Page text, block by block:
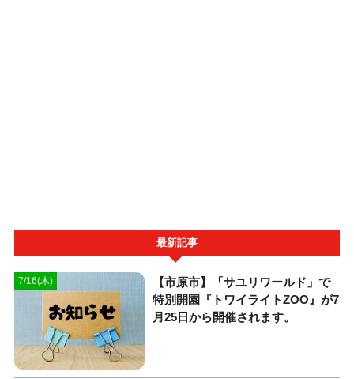
最新記事
7/16(木)
【市原市】「サユリワールド」で
特別開園『トワイライトZOO』が7
月25日から開催されます。